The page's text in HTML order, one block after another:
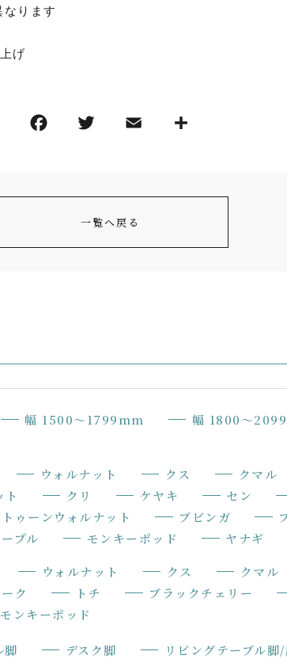
ります
げ
一覧へ戻る
幅 1500〜1799mm
幅 1800〜
ウォルナット クス
クマル
クリ ケヤキ セン
ゥーンウォルナット ブビンガ
ープル モンキーポッド ヤナギ
ウォルナット クス クマル
ク トチ ブラックチェリー
モンキーポッド
脚 デスク脚 リビングテーブル脚